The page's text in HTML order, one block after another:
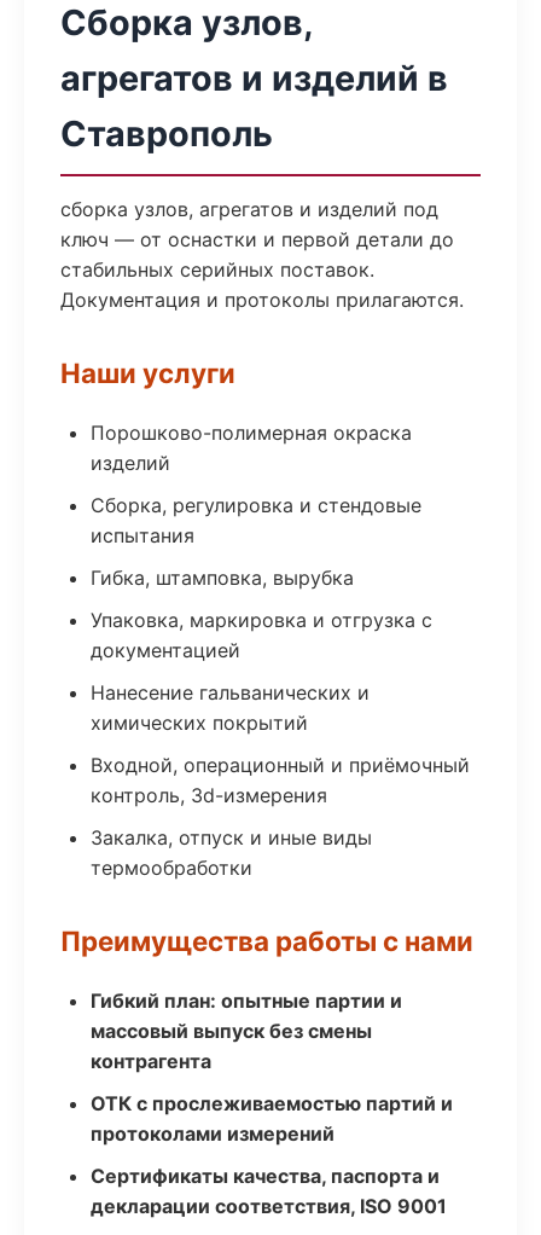
Сборка узлов,
агрегатов и изделий в
Ставрополь
сборка узлов, агрегатов и изделий под
ключ — от оснастки и первой детали до
стабильных серийных поставок.
Документация и протоколы прилагаются.
Наши услуги
Порошково-полимерная окраска
изделий
Сборка, регулировка и стендовые
испытания
Гибка, штамповка, вырубка
Упаковка, маркировка и отгрузка с
документацией
Нанесение гальванических и
химических покрытий
Входной, операционный и приёмочный
контроль, 3d-измерения
Закалка, отпуск и иные виды
термообработки
Преимущества работы с нами
Гибкий план: опытные партии и
массовый выпуск без смены
контрагента
ОТК с прослеживаемостью партий и
протоколами измерений
Сертификаты качества, паспорта и
декларации соответствия, ISO 9001